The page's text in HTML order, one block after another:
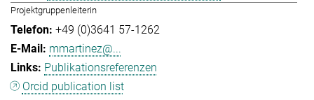
Projektgruppenleiterin
+49 (0)3641 57-1262
mmartinez@...
Publikationsreferenzen
Orcid publication list